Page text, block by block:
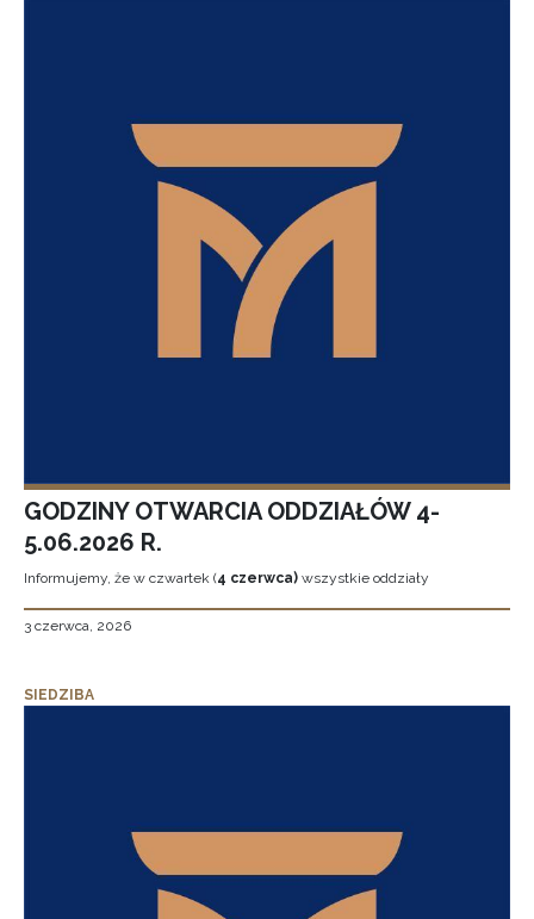
GODZINY OTWARCIA ODDZIAŁÓW 4-
5.06.2026 R.
Informujemy, że w czwartek (4 czerwca) wszystkie oddziały
3 czerwca, 2026
SIEDZIBA